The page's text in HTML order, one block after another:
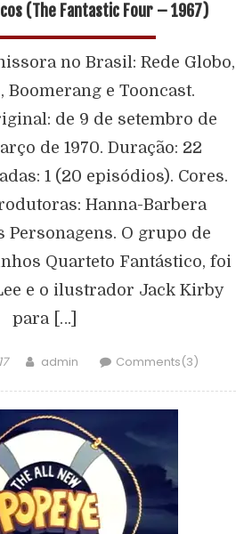
(The Fantastic Four – 1967)
no Brasil: Rede Globo,
Boomerang e Tooncast.
de 9 de setembro de
de 1970. Duração: 22
1 (20 episódios). Cores.
Hanna-Barbera
Personagens. O grupo de
Quarteto Fantástico, foi
e o ilustrador Jack Kirby
para […]
admin Comments(3)